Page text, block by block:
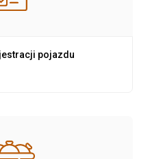
pojazdu